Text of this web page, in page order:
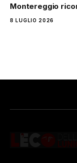
Montereggio
8 LUGLIO 2026